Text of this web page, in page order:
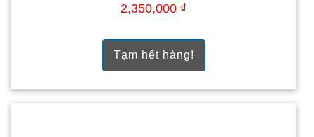
2,350,000 ₫
Tạm hết hàng!